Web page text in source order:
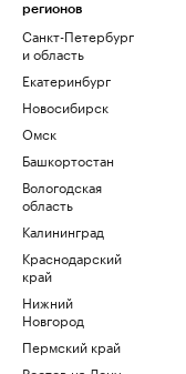
регионов
Санкт-Петербург
и область
Екатеринбург
Новосибирск
Омск
Башкортостан
Вологодская
область
Калининград
Краснодарский
край
Нижний
Новгород
Пермский край